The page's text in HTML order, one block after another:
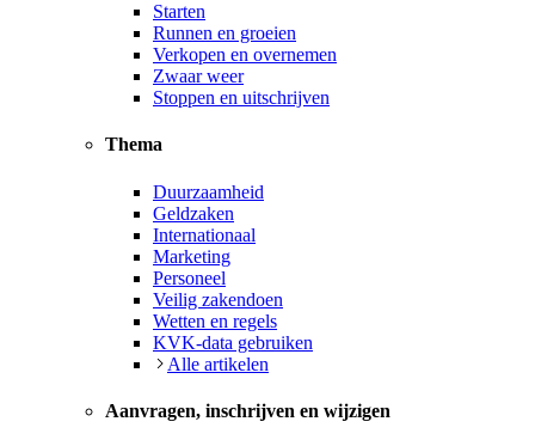
Starten
Runnen en groeien
Verkopen en overnemen
Zwaar weer
Stoppen en uitschrijven
Thema
Duurzaamheid
Geldzaken
Internationaal
Marketing
Personeel
Veilig zakendoen
Wetten en regels
KVK-data gebruiken
Alle artikelen
Aanvragen, inschrijven en wijzigen